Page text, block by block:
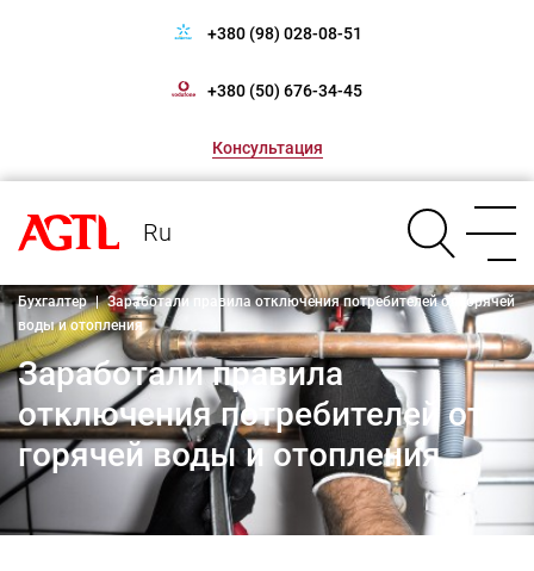
+380 (98) 028-08-51
+380 (50) 676-34-45
Консультация
Ru
Бухгалтер | Заработали правила отключения потребителей от горячей
воды и отопления
Заработали правила
отключения потребителей от
горячей воды и отопления